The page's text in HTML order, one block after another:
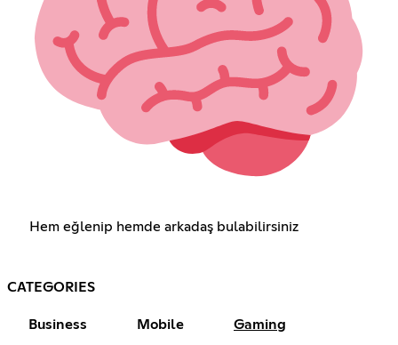
Hem eğlenip hemde arkadaş bulabilirsiniz
CATEGORIES
Business Mobile Gaming